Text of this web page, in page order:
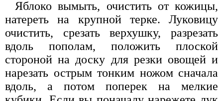
Яблоко вымыть, очистить от кожицы,
натереть на крупной терке. Луковицу
очистить, срезать верхушку, разрезать
вдоль пополам, положить плоской
стороной на доску для резки овощей и
нарезать острым тонким ножом сначала
вдоль, а потом поперек на мелкие